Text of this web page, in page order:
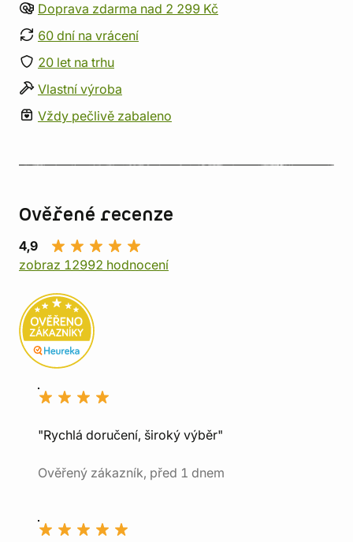
Doprava zdarma nad 2 299 Kč
60 dní na vrácení
20 let na trhu
Vlastní výroba
Vždy pečlivě zabaleno
Ověřené recenze
4,9
zobraz 12992 hodnocení
"Rychlá doručení, široký výběr"
Ověřený zákazník, před 1 dnem